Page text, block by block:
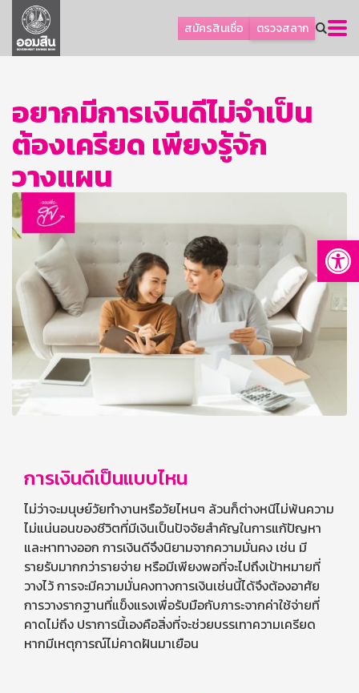
สมัครสินเชื่อ ตรวจสลาก
ลูกค้าธุรกิจ
ลูกค้าผู้ประกอบรายย่อย
ออมเพื่อสุข
เกี่ยวกับธนาคาร
ข่าวสาร
บริการทางการเงิน
อื่นๆ
ติดต่อเรา
บริการออนไลน์
TH
EN
GSB Society
อยากมีการเงินดีไม่จำเป็น
ต้องเครียด เพียงรู้จัก
วางแผน
การเงินดีเป็นแบบไหน
ไม่ว่าจะมนุษย์วัยทำงานหรือวัยไหนๆ ล้วนก็ต่างหนีไม่พ้นความ
ไม่แน่นอนของชีวิตที่มีเงินเป็นปัจจัยสำคัญในการแก้ปัญหา
และหาทางออก การเงินดีจึงนิยามจากความมั่นคง เช่น มี
รายรับมากกว่ารายจ่าย หรือมีเพียงพอที่จะไปถึงเป้าหมายที่
วางไว้ การจะมีความมั่นคงทางการเงินเช่นนี้ได้จึงต้องอาศัย
การวางรากฐานที่แข็งแรงเพื่อรับมือกับภาระจากค่าใช้จ่ายที่
คาดไม่ถึง ปราการนี้เองคือสิ่งที่จะช่วยบรรเทาความเครียด
หากมีเหตุการณ์ไม่คาดฝันมาเยือน